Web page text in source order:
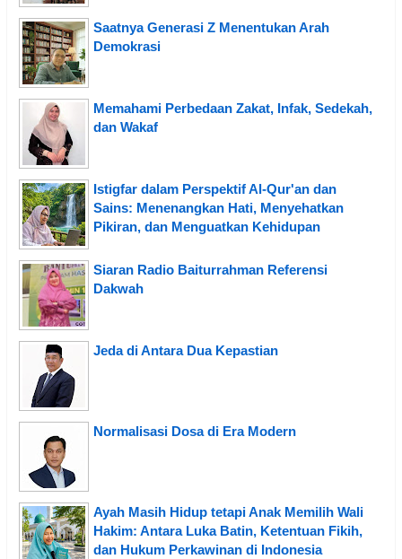
Saatnya Generasi Z Menentukan Arah
Demokrasi
Memahami Perbedaan Zakat, Infak, Sedekah,
dan Wakaf
Istigfar dalam Perspektif Al-Qur'an dan
Sains: Menenangkan Hati, Menyehatkan
Pikiran, dan Menguatkan Kehidupan
Siaran Radio Baiturrahman Referensi
Dakwah
Jeda di Antara Dua Kepastian
Normalisasi Dosa di Era Modern
Ayah Masih Hidup tetapi Anak Memilih Wali
Hakim: Antara Luka Batin, Ketentuan Fikih,
dan Hukum Perkawinan di Indonesia